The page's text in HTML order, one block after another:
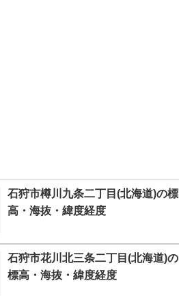
石狩市樽川九条二丁目(北海道)の標
高・海抜・緯度経度
石狩市花川北三条二丁目(北海道)の
標高・海抜・緯度経度